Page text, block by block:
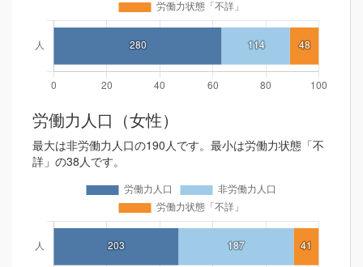
労働力人口（女性）
最大は非労働力人口の190人です。最小は労働力状態「不
詳」の38人です。